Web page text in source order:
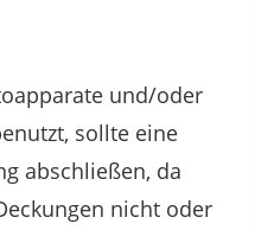
und/oder
sollte eine
abschließen, da
nicht oder